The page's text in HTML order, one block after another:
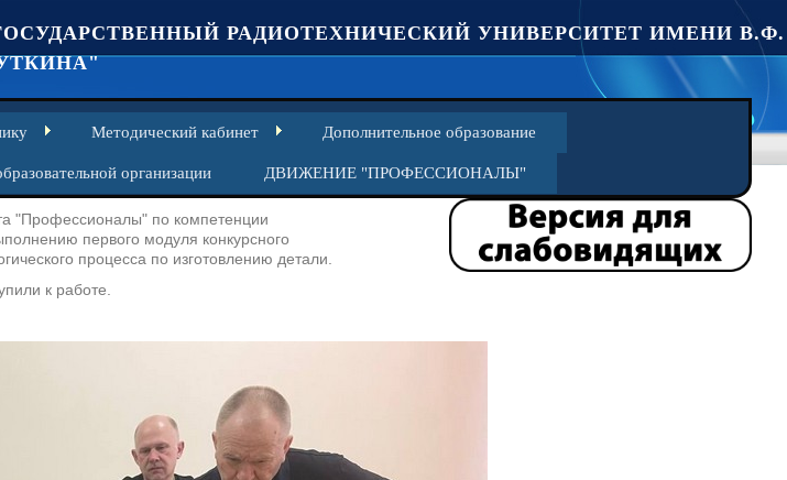
РАДИОТЕХНИЧЕСКИЙ УНИВЕРСИТЕТ ИМЕНИ В.Ф.
Методический кабинет Дополнительное образование
организации ДВИЖЕНИЕ "ПРОФЕССИОНАЛЫ"
"Профессионалы" по компетенции
первого модуля конкурсного
процесса по изготовлению детали.
к работе.